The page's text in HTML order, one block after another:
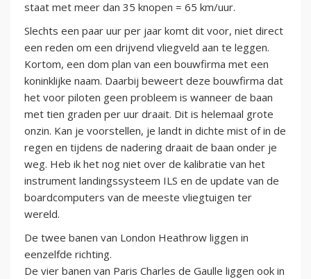
staat met meer dan 35 knopen = 65 km/uur.
Slechts een paar uur per jaar komt dit voor, niet direct
een reden om een drijvend vliegveld aan te leggen.
Kortom, een dom plan van een bouwfirma met een
koninklijke naam. Daarbij beweert deze bouwfirma dat
het voor piloten geen probleem is wanneer de baan
met tien graden per uur draait. Dit is helemaal grote
onzin. Kan je voorstellen, je landt in dichte mist of in de
regen en tijdens de nadering draait de baan onder je
weg. Heb ik het nog niet over de kalibratie van het
instrument landingssysteem ILS en de update van de
boardcomputers van de meeste vliegtuigen ter
wereld.
De twee banen van London Heathrow liggen in
eenzelfde richting.
De vier banen van Paris Charles de Gaulle liggen ook in